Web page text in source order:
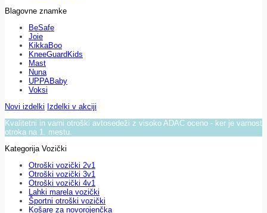
Blagovne znamke
BeSafe
Joie
KikkaBoo
KneeGuardKids
Mast
Nuna
UPPABaby
Voksi
Novi izdelki Izdelki v akciji
Kvalitetni in varni otroški avtosedeži z visoko ADAC oceno - ker je varnost
otroka na 1. mestu.
Kategorija Vozički
Otroški vozički 2v1
Otroški vozički 3v1
Otroški vozički 4v1
Lahki marela vozički
Športni otroški vozički
Košare za novorojenčka